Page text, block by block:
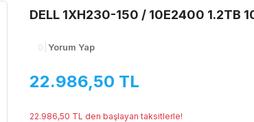
DELL 1XH230-150 / 10E2400 1.2TB
0 Yorum Yap
22.986,50 TL
22.986,50 TL den başlayan taksitlerle!